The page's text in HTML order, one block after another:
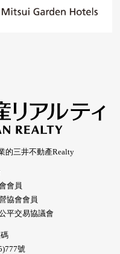
的三井不動產Realty
會員
協會會員
平交易協議會
號